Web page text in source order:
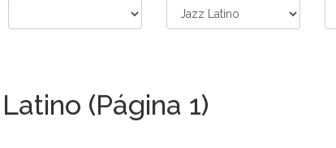
(Página 1)